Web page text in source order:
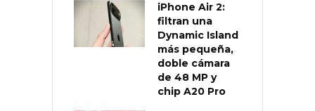
iPhone Air 2:
filtran una
Dynamic Island
más pequeña,
doble cámara
de 48 MP y
chip A20 Pro